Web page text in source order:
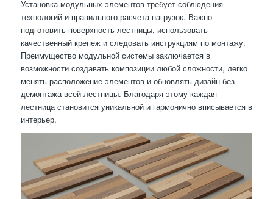
Установка модульных элементов требует соблюдения
технологий и правильного расчета нагрузок. Важно
подготовить поверхность лестницы, использовать
качественный крепеж и следовать инструкциям по монтажу.
Преимущество модульной системы заключается в
возможности создавать композиции любой сложности, легко
менять расположение элементов и обновлять дизайн без
демонтажа всей лестницы. Благодаря этому каждая
лестница становится уникальной и гармонично вписывается в
интерьер.